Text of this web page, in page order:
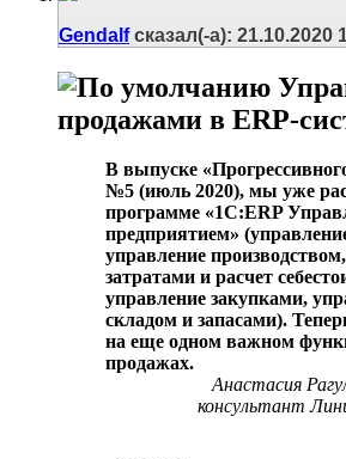
Gendalfсказал(-а): 21.10.2020
продажами в ERP-
В выпуске
№5 (июль 2020), мы уже
программе «1С:ERP
предприятием»
управление
затратами и расчет
управление закупками,
складом и запасами).
на еще одном важном
продажах.
Анастасия
консультант